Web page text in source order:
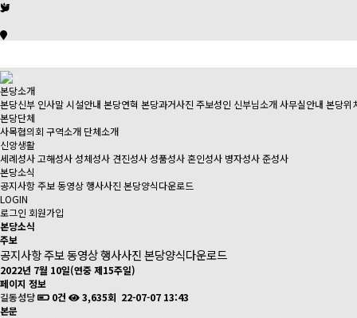
본당소개
본당신부 인사말시설안내 본당연혁 본당과거사진 주보성인 신부님소개사무실안내 본당위
본당단체
사목협의회 구역소개 단체소개
신앙생활
세례성사고해성사성체성사 견진성사성품성사혼인성사 병자성사준성사
본당소식
공지사항주보동영상행사사진 본당양식다운로드
LOGIN
로그인 회원가입
본당소식
주보
공지사항주보동영상행사사진본당양식다운로드
2022년 7월 10일(연중 제15주일)
페이지 정보
길동성당
0건 3,635회 22-07-07 13:43
본문